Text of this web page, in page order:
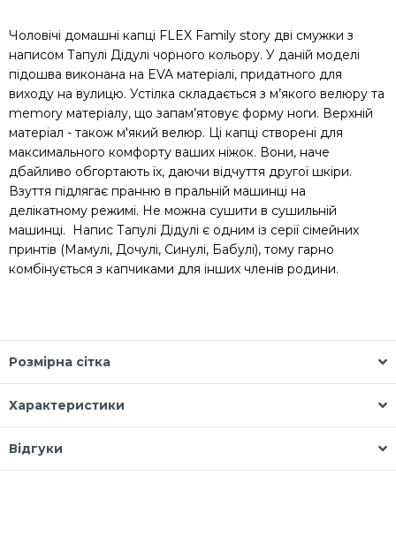
Чоловічі домашні капці FLEX Family story дві смужки з
написом Тапулі Дідулі чорного кольору. У даній моделі
підошва виконана на EVA матеріалі, придатного для
виходу на вулицю. Устілка складається з м’якого велюру та
memory матеріалу, що запам’ятовує форму ноги. Верхній
матеріал - також м'який велюр. Ці капці створені для
максимального комфорту ваших ніжок. Вони, наче
дбайливо обгортають їх, даючи відчуття другої шкіри.
Взуття підлягає пранню в пральній машинці на
делікатному режимі. Не можна сушити в сушильній
машинці. Напис Тапулі Дідулі є одним із серії сімейних
принтів (Мамулі, Дочулі, Синулі, Бабулі), тому гарно
комбінується з капчиками для інших членів родини.
Розмірна сітка
Характеристики
Відгуки